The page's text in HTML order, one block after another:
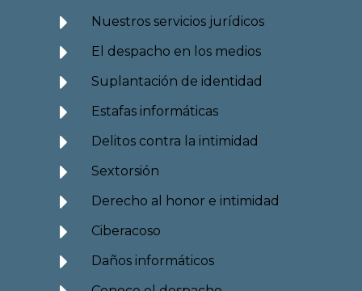
Nuestros servicios jurídicos
El despacho en los medios
Suplantación de identidad
Estafas informáticas
Delitos contra la intimidad
Sextorsión
Derecho al honor e intimidad
Ciberacoso
Daños informáticos